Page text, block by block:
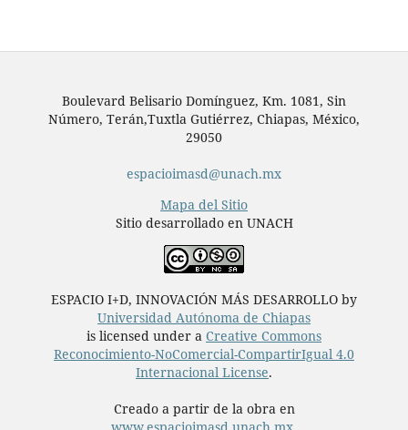
Boulevard Belisario Domínguez, Km. 1081, Sin
Número, Terán,Tuxtla Gutiérrez, Chiapas, México,
29050
espacioimasd@unach.mx
Mapa del Sitio
Sitio desarrollado en UNACH
ESPACIO I+D, INNOVACIÓN MÁS DESARROLLO by
Universidad Autónoma de Chiapas
is licensed under a Creative Commons
Reconocimiento-NoComercial-CompartirIgual 4.0
Internacional License.
Creado a partir de la obra en